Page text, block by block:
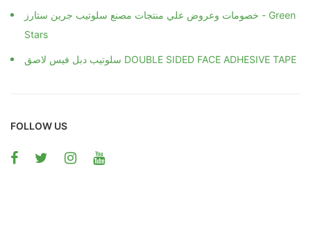
خصومات وعروض علي منتجات مصنع سلوتيب جرين ستارز - Green
Stars
سلوتيب دبل فيس لاصق DOUBLE SIDED FACE ADHESIVE TAPE
FOLLOW US